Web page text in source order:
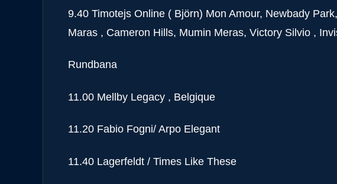
9.40 Timotejs Online ( Björn) Mon Amour, Newbady
Maras , Cameron Hills, Mumin Meras, Victory Silvio ,
Rundbana
11.00 Mellby Legacy , Belgique
11.20 Fabio Fogni/ Arpo Elegant
11.40 Lagerfeldt / Times Like These